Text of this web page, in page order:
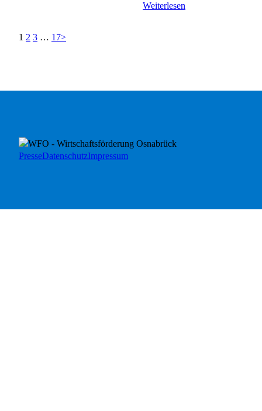
Weiterlesen
1 2 3 … 17>
PresseDatenschutzImpressum